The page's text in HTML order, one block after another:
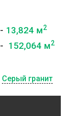
- 13,824 м2
- 152,064 м2
Серый гранит